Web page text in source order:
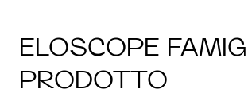
ELOSCOPE
PRODOTTO